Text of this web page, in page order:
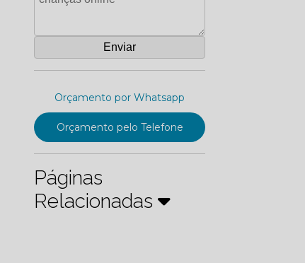
Orçamento por Whatsapp
Orçamento pelo Telefone
Páginas
Relacionadas